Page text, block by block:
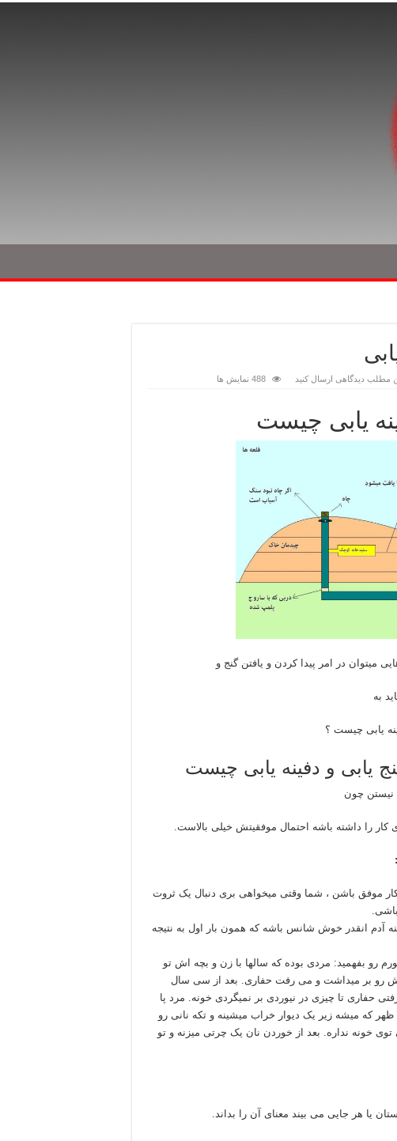
مطلب دیدگاهی ارسال کنید 488 نمایش ها
یابی چیست
میتوان در امر پیدا کردن و یافتن گنج و
به
یابی چیست ؟
یابی و دفینه یابی چیست
نیستن چون
کار را داشته باشه احتمال موفقیتش خیلی بالاست.
کار موفق باشن ، شما وقتی میخواهی بری دنبال یک ثروت
آدم انقدر خوش شانس باشه که همون بار اول به نتیجه
رو بفهمید: مردی بوده که سالها با زن و بچه اش تو
رو بر میداشت و می رفت حفاری. بعد از سی سال
حفاری تا چیزی در نیوردی بر نمیگردی خونه. مرد پا
ظهر که میشه زیر یک دیوار خراب میشینه و تکه نانی رو
خونه نداره. بعد از خوردن نان یک چرتی میزنه و تو